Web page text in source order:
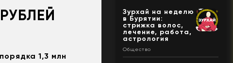
1,3 млн
Зурхай на неделю
в Бурятии:
стрижка волос,
лечение, работа,
астрология
Общество